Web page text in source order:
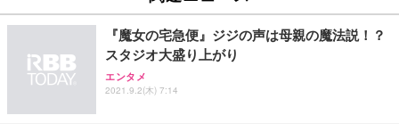
『魔女の宅急便』ジジの声は母親の魔法説！？
スタジオ大盛り上がり
エンタメ
2021.9.2(木) 7:14